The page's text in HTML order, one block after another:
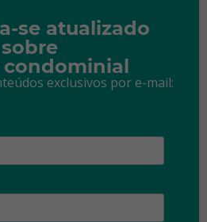
se atualizado
sobre
condominial
exclusivos por e-mail: